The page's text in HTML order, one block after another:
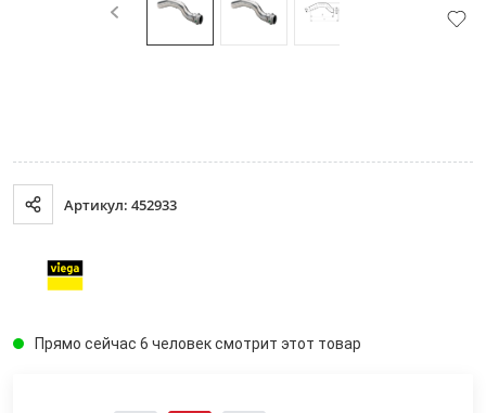
Артикул: 452933
Прямо сейчас 6 человек смотрит этот товар